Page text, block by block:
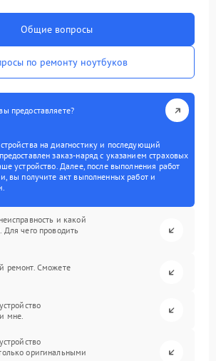
Общие вопросы
по ремонту ноутбуков
предоставляете?
на диагностику и последующий
заказ-наряд с указанием страховых
устройство. Далее, после выполнения работ
вы получите акт выполненных работ и
и какой
чего проводить
ремонт. Сможете
мне.
оригинальными